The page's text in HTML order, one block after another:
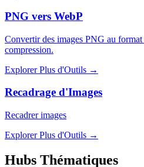
PNG vers WebP
Convertir des images PNG au
compression.
Explorer Plus d'Outils →
Recadrage d'Images
Recadrer images
Explorer Plus d'Outils →
Hubs Thématiques